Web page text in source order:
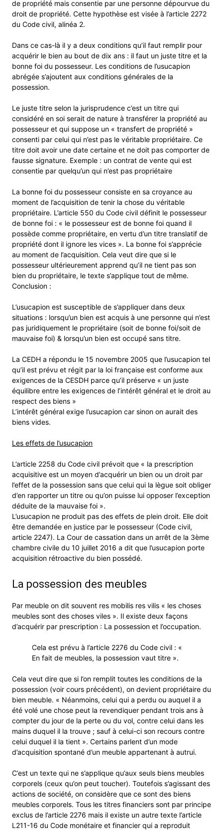
de propriété mais consentie par une personne dépourvue du
droit de propriété. Cette hypothèse est visée à l’article 2272
du Code civil, alinéa 2.
Dans ce cas-là il y a deux conditions qu’il faut remplir pour
acquérir le bien au bout de dix ans : il faut un juste titre et la
bonne foi du possesseur. Les conditions de l’usucapion
abrégée s’ajoutent aux conditions générales de la
possession.
Le juste titre selon la jurisprudence c’est un titre qui
considéré en soi serait de nature à transférer la propriété au
possesseur et qui suppose un « transfert de propriété »
consenti par celui qui n’est pas le véritable propriétaire. Ce
titre doit avoir une date certaine et ne doit pas comporter de
fausse signature. Exemple : un contrat de vente qui est
consentie par quelqu’un qui n’est pas propriétaire
La bonne foi du possesseur consiste en sa croyance au
moment de l’acquisition de tenir la chose du véritable
propriétaire. L’article 550 du Code civil définit le possesseur
de bonne foi : « le possesseur est de bonne foi quand il
possède comme propriétaire, en vertu d’un titre translatif de
propriété dont il ignore les vices ». La bonne foi s’apprécie
au moment de l’acquisition. Cela veut dire que si le
possesseur ultérieurement apprend qu’il ne tient pas son
bien du propriétaire, le texte s’applique tout de même.
Conclusion :
L’usucapion est susceptible de s’appliquer dans deux
situations : lorsqu’un bien est acquis à une personne qui n’est
pas juridiquement le propriétaire (soit de bonne foi/soit de
mauvaise foi) & lorsqu’un bien est occupé sans titre.
La CEDH a répondu le 15 novembre 2005 que l’usucapion tel
qu’il est prévu et régit par la loi française est conforme aux
exigences de la CESDH parce qu’il préserve « un juste
équilibre entre les exigences de l’intérêt général et le droit au
respect des biens »
L’intérêt général exige l’usucapion car sinon on aurait des
biens vides.
Les effets de l’usucapion
L’article 2258 du Code civil prévoit que « la prescription
acquisitive est un moyen d’acquérir un bien ou un droit par
l’effet de la possession sans que celui qui la lègue soit obliger
d’en rapporter un titre ou qu’on puisse lui opposer l’exception
déduite de la mauvaise foi ».
L’usucapion ne produit pas des effets de plein droit. Elle doit
être demandée en justice par le possesseur (Code civil,
article 2247). La Cour de cassation dans un arrêt de la 3ème
chambre civile du 10 juillet 2016 a dit que l’usucapion porte
acquisition rétroactive du bien possédé.
La possession des meubles
Par meuble on dit souvent res mobilis res vilis « les choses
meubles sont des choses viles ». Il existe deux façons
d’acquérir par prescription : La possession et l’occupation.
Cela est prévu à l’article 2276 du Code civil : «
En fait de meubles, la possession vaut titre ».
Cela veut dire que si l’on remplit toutes les conditions de la
possession (voir cours précédent), on devient propriétaire du
bien meuble. « Néanmoins, celui qui a perdu ou auquel il a
été volé une chose peut la revendiquer pendant trois ans à
compter du jour de la perte ou du vol, contre celui dans les
mains duquel il la trouve ; sauf à celui-ci son recours contre
celui duquel il la tient ». Certains parlent d’un mode
d’acquisition spontané d’un meuble appartenant à autrui.
C’est un texte qui ne s’applique qu’aux seuls biens meubles
corporels (ceux qu’on peut toucher). Toutefois s’agissant des
actions de société, on considère que ce sont des biens
meubles corporels. Tous les titres financiers sont par principe
exclus de l’article 2276 mais il existe un autre texte l’article
L211-16 du Code monétaire et financier qui a reproduit